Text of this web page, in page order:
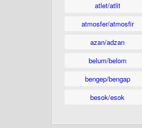
atlet/atlit
atmosfer/atmosfir
azan/adzan
belum/belom
bengep/bengap
besok/esok